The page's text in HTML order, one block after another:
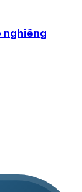
nghiêng